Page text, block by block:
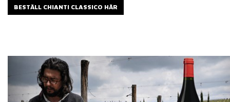
BESTÄLL CHIANTI CLASSICO HÄR